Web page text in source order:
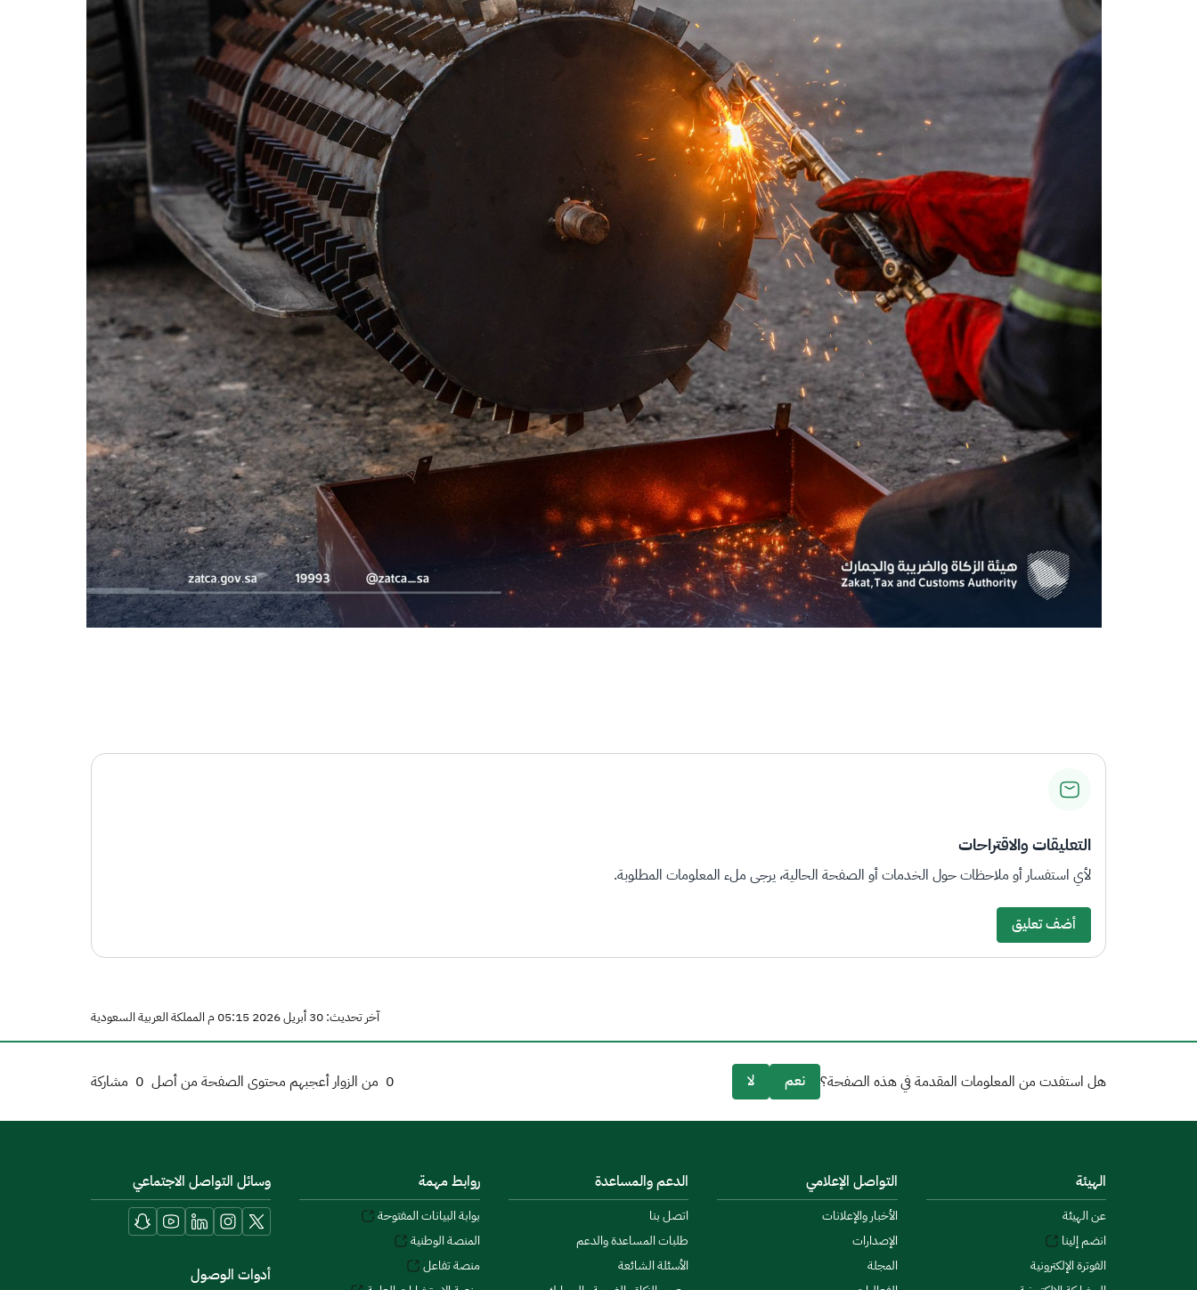
التعليقات والاقتراحات
لأي استفسار أو ملاحظات حول الخدمات أو الصفحة الحالية، يرجى ملء المعلومات المطلوبة.
أضف تعليق
آخر تحديث: 30 أبريل 2026 05:15 م المملكة العربية السعودية
0 من الزوار أعجبهم محتوى الصفحة من أصل 0 مشاركة هل استفدت من المعلومات المقدمة في هذه الصفحة؟ نعم لا
الهيئة
عن الهيئة
انضم إلينا
الفوترة الإلكترونية
التواصل الإعلامي
الأخبار والإعلانات
الإصدارات
المجلة
الدعم والمساعدة
اتصل بنا
طلبات المساعدة والدعم
الأسئلة الشائعة
روابط مهمة
بوابة البيانات المفتوحة
المنصة الوطنية
منصة تفاعل
وسائل التواصل الاجتماعي
أدوات الوصول